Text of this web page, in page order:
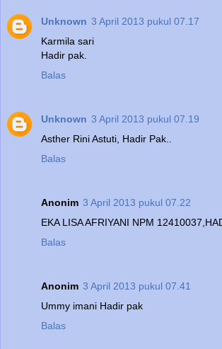
Unknown 3 April 2013 pukul 07.17
Karmila sari
Hadir pak.
Balas
Unknown 3 April 2013 pukul 07.19
Asther Rini Astuti, Hadir Pak..
Balas
Anonim 3 April 2013 pukul 07.22
EKA LISA AFRIYANI NPM
Balas
Anonim 3 April 2013 pukul 07.41
Ummy imani Hadir pak
Balas